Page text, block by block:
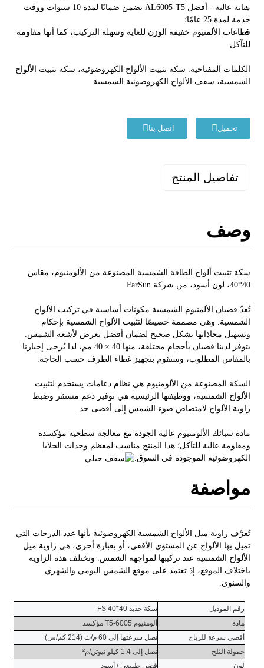
متانة عالية - أفضل AL6005-T5 يضمن ضمانًا لمدة 10 سنوات ووقت
خدمة لمدة 25 عامًا؛
قطاعات الألمنيوم خفيفة الوزن للغاية وسهلة التركيب، كما أنها مقاومة
للتآكل.
الكلمات المفتاحية: سكة تثبيت الألواح الكهروضوئية، سكة تثبيت الألواح
الشمسية، سقف الألواح الكهروضوئية الشمسية
تحميل اتصل بنا
تفاصيل المنتج
وصف
سكة تثبيت ألواح الطاقة الشمسية المصنوعة من الألومنيوم، مقاس
40*40، لون أسود، من شركة FarSun
تُعدّ قضبان الألمنيوم الشمسية مكونات أساسية في تركيب الألواح
الشمسية. وهي مصممة خصيصًا لتثبيت الألواح الشمسية بإحكام
وتسهيل محاذاتها بشكل صحيح لضمان أفضل تعرض لأشعة الشمس.
يتوفر لدينا قضبان بأحجام مختلفة، منها 40 × 40 مم، لذا يُرجى إخبارنا
بالمقاس المطلوب، وسنقوم بتجهيز غطاء الطرف حسب الحاجة.
السكة المصنوعة من الألومنيوم هي نظام دعامات يستخدم لتثبيت
الألواح الشمسية، ووظيفتها الرئيسية هي توفير دعم مستقر وضبط
زاوية الألواح لامتصاص ضوء الشمس إلى أقصى حد.
مادة سبائك الألومنيوم عالية الجودة مع معالجة سطحية مؤكسدة
ومقاومة عالية للتآكل؛ هذا المنتج مناسب لمعظم وحدات الخلايا
الكهروضوئية الموجودة في السوق.
مواصفة
تُعرَّف زاوية ميل الألواح الشمسية الكهروضوئية بأنها عدد الدرجات التي
تميل بها الألواح عن المستوى الأفقي، أو بعبارة أخرى، هي زاوية ميل
الألواح الشمسية عند تركيبها لمواجهة الشمس. وتختلف هذه الزاوية
باختلاف الموقع، إذ تعتمد على موقع الشمس اليومي والشهري
والسنوي.
رقم الموديل
سكة حديد FS 40*40
مادة
ألومنيوم 6005-T5
مؤكسد
أقصى سرعة للرياح
تصل سرعتها إلى 60 م/ث (214 كم/س)
حمولة الثلج
تصل إلى 1.4 كيلو نيوتن/م²
لون
فضي طبيعي / أسود